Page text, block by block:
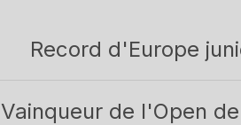
Record d'Europe
Vainqueur de l'Open